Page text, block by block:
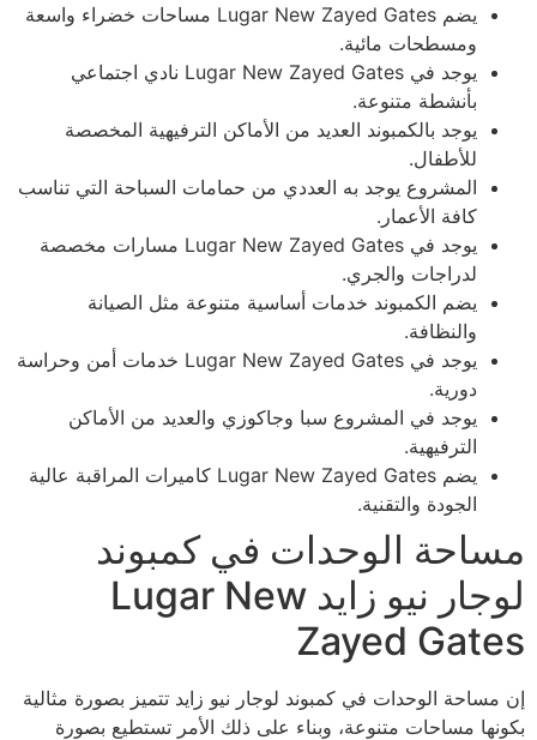
يضم Lugar New Zayed Gates مساحات خضراء واسعة
ومسطحات مائية.
يوجد في Lugar New Zayed Gates نادي اجتماعي
بأنشطة متنوعة.
يوجد بالكمبوند العديد من الأماكن الترفيهية المخصصة
للأطفال.
المشروع يوجد به العددي من حمامات السباحة التي تناسب
كافة الأعمار.
يوجد في Lugar New Zayed Gates مسارات مخصصة
لدراجات والجري.
يضم الكمبوند خدمات أساسية متنوعة مثل الصيانة
والنظافة.
يوجد في Lugar New Zayed Gates خدمات أمن وحراسة
دورية.
يوجد في المشروع سبا وجاكوزي والعديد من الأماكن
الترفيهية.
يضم Lugar New Zayed Gates كاميرات المراقبة عالية
الجودة والتقنية.
مساحة الوحدات في كمبوند
لوجار نيو زايد Lugar New
Zayed Gates
إن مساحة الوحدات في كمبوند لوجار نيو زايد تتميز بصورة مثالية
بكونها مساحات متنوعة، وبناء على ذلك الأمر تستطيع بصورة